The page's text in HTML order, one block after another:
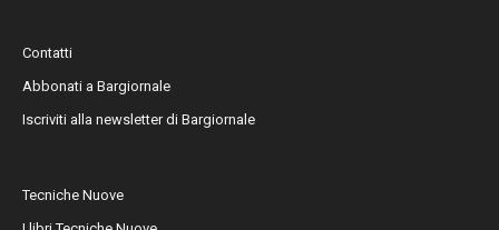
Contatti
Abbonati a Bargiornale
Iscriviti alla newsletter di Bargiornale
Tecniche Nuove